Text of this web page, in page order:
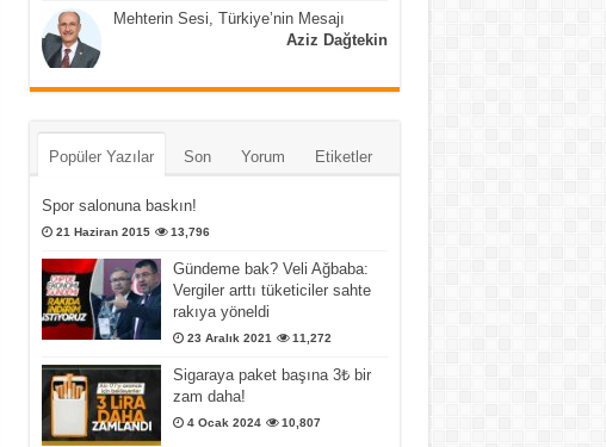
Mehterin Sesi, Türkiye’nin Mesajı
Aziz Dağtekin
Popüler Yazılar Son Yorum Etiketler
Spor salonuna baskın!
21 Haziran 2015 13,796
Gündeme bak? Veli Ağbaba:
Vergiler arttı tüketiciler sahte
rakıya yöneldi
23 Aralık 2021 11,272
Sigaraya paket başına 3₺ bir
zam daha!
4 Ocak 2024 10,807